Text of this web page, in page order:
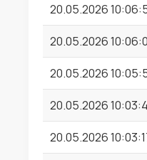
20.05.2026
20.05.2026
20.05.2026
20.05.2026
20.05.2026